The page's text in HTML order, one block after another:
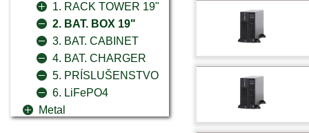
1. RACK TOWER 19"
2. BAT. BOX 19"
3. BAT. CABINET
4. BAT. CHARGER
5. PRÍSLUŠENSTVO
6. LiFePO4
Metal